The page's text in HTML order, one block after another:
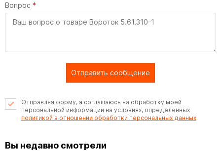
Вопрос *
Отправить сообщение
Отправляя форму, я соглашаюсь на обработку моей
персональной информации на условиях, определенных
политикой в отношении обработки персональных данных.
Вы недавно смотрели